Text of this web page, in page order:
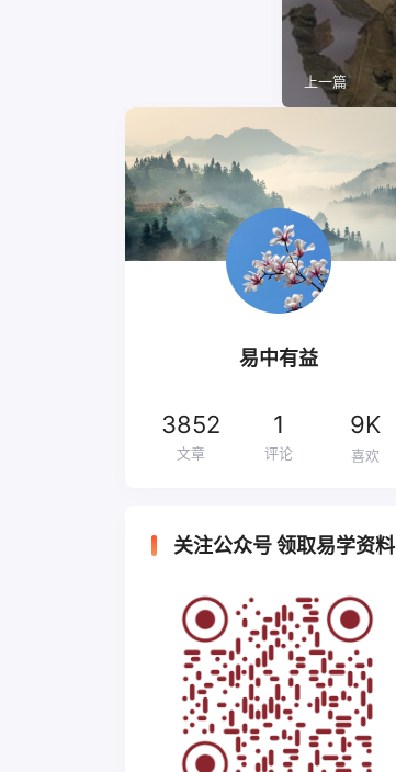
上一篇
易中有益
3852
文章
1
评论
9K
喜欢
关注公众号 领取易学资料